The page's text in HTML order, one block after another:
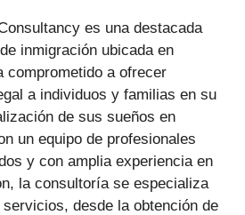
es una destacada
inmigración ubicada en
comprometido a ofrecer
a individuos y familias en su
de sus sueños en
un equipo de profesionales
y con amplia experiencia en
la consultoría se especializa
desde la obtención de